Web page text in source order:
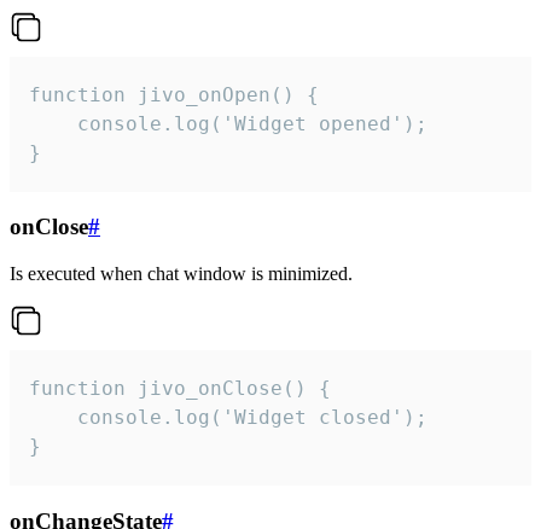
function jivo_onOpen() {
    console.log('Widget opened');
}
onClose#
Is executed when chat window is minimized.
function jivo_onClose() {
    console.log('Widget closed');
}
onChangeState#